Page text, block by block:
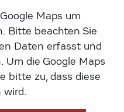
Maps um
Bitte beachten Sie
Daten erfasst und
die Google Maps
bitte zu, dass diese
wird.